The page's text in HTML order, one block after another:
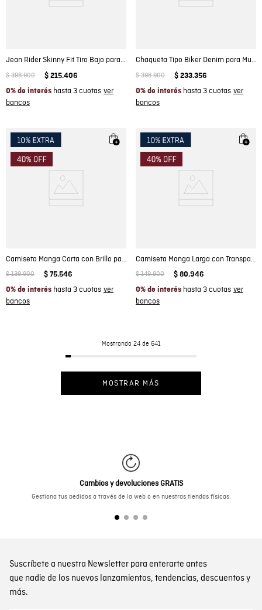
Jean Rider Skinny Fit Tiro Bajo para Hombre en Algodón
$ 398.900 $ 215.406
0% de interés hasta 3 cuotas
Chaqueta Tipo Biker Denim para Mujer
$ 398.900 $ 233.356
0% de interés hasta 3 cuotas
Camiseta Manga Corta con Brillo para Mujer
$ 139.900 $ 75.546
0% de interés hasta 3 cuotas
Camiseta Manga Larga con Transparencia para Mujer
$ 149.900 $ 80.946
0% de interés hasta 3 cuotas
Mostrando 24 de 641
MOSTRAR MÁS
Cambios y devoluciones GRATIS
Gestiona tus pedidos a través de la web o en nuestras tiendas físicas.
Suscríbete a nuestra Newsletter para enterarte antes
que nadie de los nuevos lanzamientos, tendencias, descuentos y
más.